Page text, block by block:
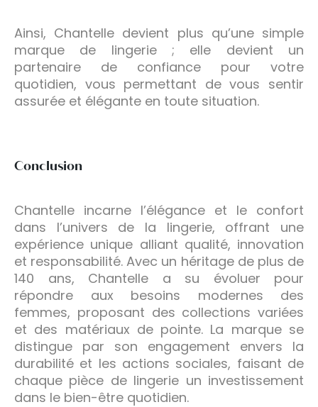
Ainsi, Chantelle devient plus qu’une simple
marque de lingerie ; elle devient un
partenaire de confiance pour votre
quotidien, vous permettant de vous sentir
assurée et élégante en toute situation.
Conclusion
Chantelle incarne l’élégance et le confort
dans l’univers de la lingerie, offrant une
expérience unique alliant qualité, innovation
et responsabilité. Avec un héritage de plus de
140 ans, Chantelle a su évoluer pour
répondre aux besoins modernes des
femmes, proposant des collections variées
et des matériaux de pointe. La marque se
distingue par son engagement envers la
durabilité et les actions sociales, faisant de
chaque pièce de lingerie un investissement
dans le bien-être quotidien.